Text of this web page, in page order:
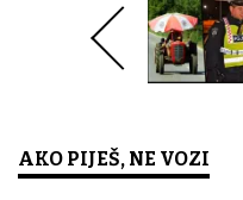
AKO PIJEŠ, NE VOZI